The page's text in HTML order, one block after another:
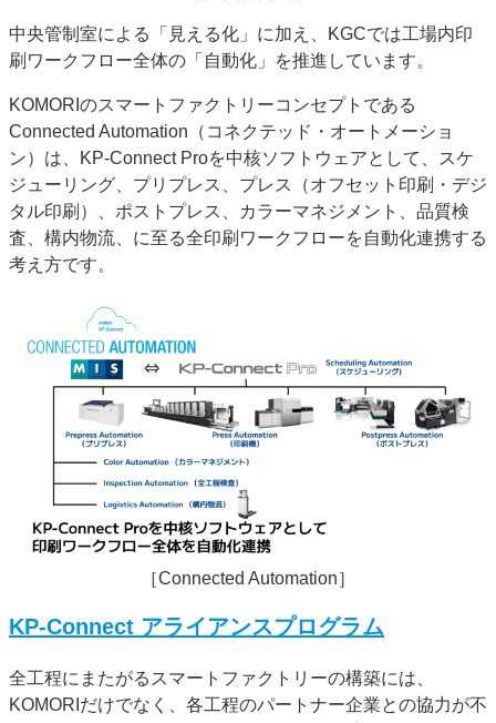
中央管制室による「見える化」に加え、KGCでは工場内印
刷ワークフロー全体の「自動化」を推進しています。
KOMORIのスマートファクトリーコンセプトである
Connected Automation（コネクテッド・オートメーショ
ン）は、KP-Connect Proを中核ソフトウェアとして、スケ
ジューリング、プリプレス、プレス（オフセット印刷・デジ
タル印刷）、ポストプレス、カラーマネジメント、品質検
査、構内物流、に至る全印刷ワークフローを自動化連携する
考え方です。
［Connected Automation］
KP-Connect アライアンスプログラム
全工程にまたがるスマートファクトリーの構築には、
KOMORIだけでなく、各工程のパートナー企業との協力が不